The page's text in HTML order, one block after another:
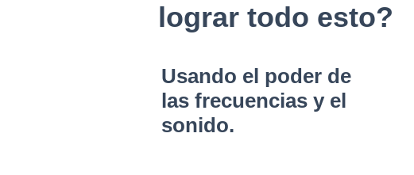
lograr todo esto?
Usando el poder de
las frecuencias y el
sonido.